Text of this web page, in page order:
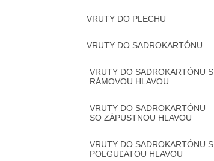
VRUTY DO PLECHU
VRUTY DO SADROKARTÓNU
VRUTY DO SADROKARTÓNU S
RÁMOVOU HLAVOU
VRUTY DO SADROKARTÓNU
SO ZÁPUSTNOU HLAVOU
VRUTY DO SADROKARTÓNU S
POLGUĽATOU HLAVOU